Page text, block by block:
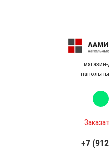
магазин-
+7